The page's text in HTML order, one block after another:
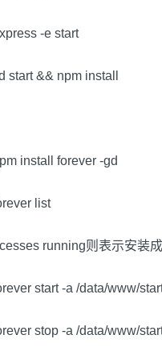
-e start
start && npm install
install forever -gd
list
running则表示安装
start -a /data/www/
stop -a /data/www/